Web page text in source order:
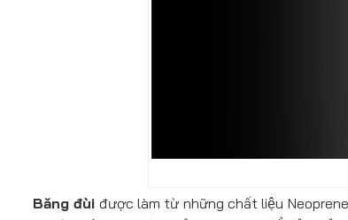
Băng đùi được làm từ những chất liệu